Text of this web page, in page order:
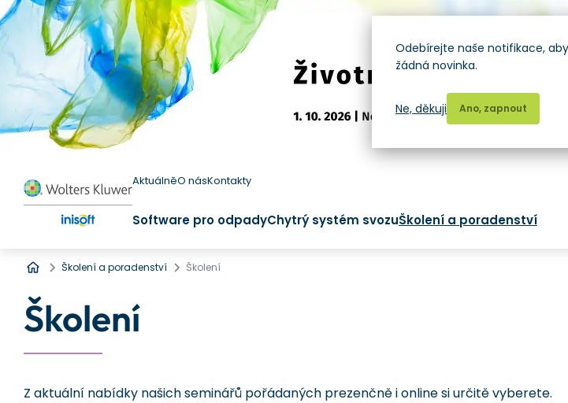
AktuálněO násKontakty
Software pro odpadyChytrý systém svozuŠkolení a poradenství
Úvod
Školení a poradenství Školení
Školení
Z aktuální nabídky našich seminářů pořádaných prezenčně i online si určitě vyberete.
Odebírejte naše notifikace,
žádná novinka.
Ano, zapnout
Ne, děkuji